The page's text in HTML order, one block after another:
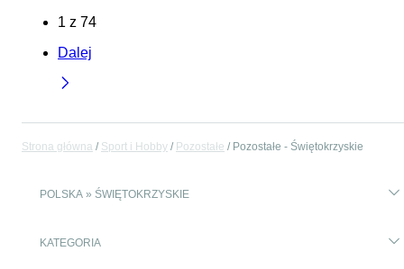
1 z 74
Dalej
Strona główna Sport i Hobby Pozostałe Pozostałe - Świętokrzyskie
POLSKA » ŚWIĘTOKRZYSKIE
KATEGORIA